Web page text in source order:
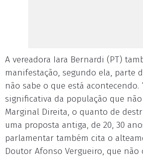
A vereadora Iara Bernardi (PT)
manifestação, segundo ela, parte
não sabe o que está acontecendo.
significativa da população que
Marginal Direita, o quanto de
uma proposta antiga, de 20, 30
parlamentar também cita o
Doutor Afonso Vergueiro, que não